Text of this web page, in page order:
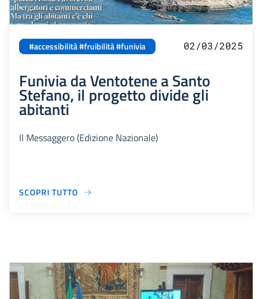
#accessibilità #fruibilità #funivia 02/03/2025
Funivia da Ventotene a Santo
Stefano, il progetto divide gli
abitanti
Il Messaggero (Edizione Nazionale)
SCOPRI TUTTO